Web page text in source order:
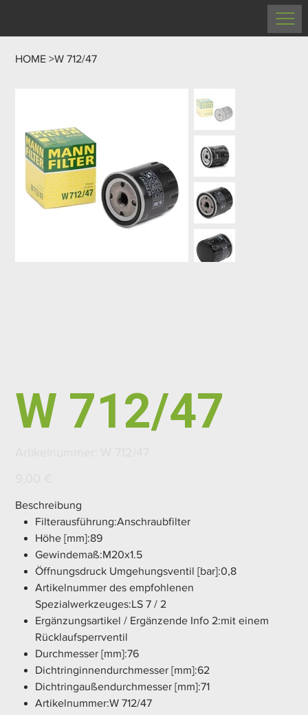
HOME >W 712/47
W 712/47
Beschreibung
Filterausführung:Anschraubfilter
Höhe [mm]:89
Gewindemaß:M20x1.5
Öffnungsdruck Umgehungsventil [bar]:0,8
Artikelnummer des empfohlenen
Spezialwerkzeuges:LS 7 / 2
Ergänzungsartikel / Ergänzende Info 2:mit einem
Rücklaufsperrventil
Durchmesser [mm]:76
Dichtringinnendurchmesser [mm]:62
Dichtringaußendurchmesser [mm]:71
Artikelnummer:W 712/47